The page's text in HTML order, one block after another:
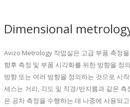
Dimensional
Avizo Metrology 작업실은 고급 부품 측정
향후 측정 및 부품 시각화를 위한 방향을 정
방향 또는 여러 방향을 정의하는 것으로 시
세스는 거리, 각도 및 직경/반지름과 같은
은 공차 측정을 수행하는 데 나중에 사용되